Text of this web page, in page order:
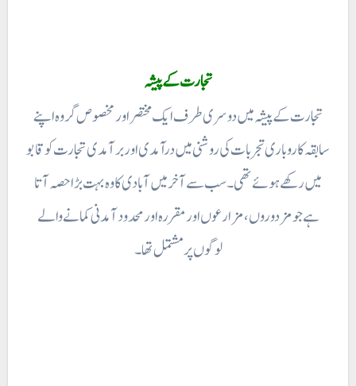
تجارت کے پیشہ
تجارت کے پیشہ میں دوسری طرف ایک مختصر اور مخصوص گروہ اپنے
سابقہ کا روباری تجربات کی روشنی میں درآمدی اور برآمدی تجارت کو قابو
میں رکھے ہوئے تھی۔سب سے آخر میں آبادی کا وہ بہت بڑا حصہ آتا
ہےجو مزدوروں، مزارعوں اور مقررہ اور محدود آمدنی کمانے والے
لوگوں پر مشتمل تھا۔